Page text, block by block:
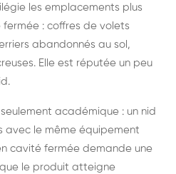
les emplacements plus
: coffres de volets
abandonnés au sol,
Elle est réputée un peu
académique : un nid
avec le même équipement
cavité fermée demande une
le produit atteigne